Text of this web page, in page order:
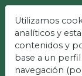
La
Per
Utilizamos
analíticos y
contenidos y
base a un
navegación